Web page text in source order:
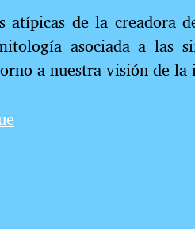
atípicas de la creadora
asociada a las
a nuestra visión de